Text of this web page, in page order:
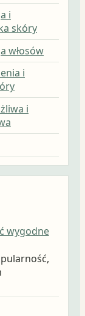
i
skóry
włosów
i
i
wygodne